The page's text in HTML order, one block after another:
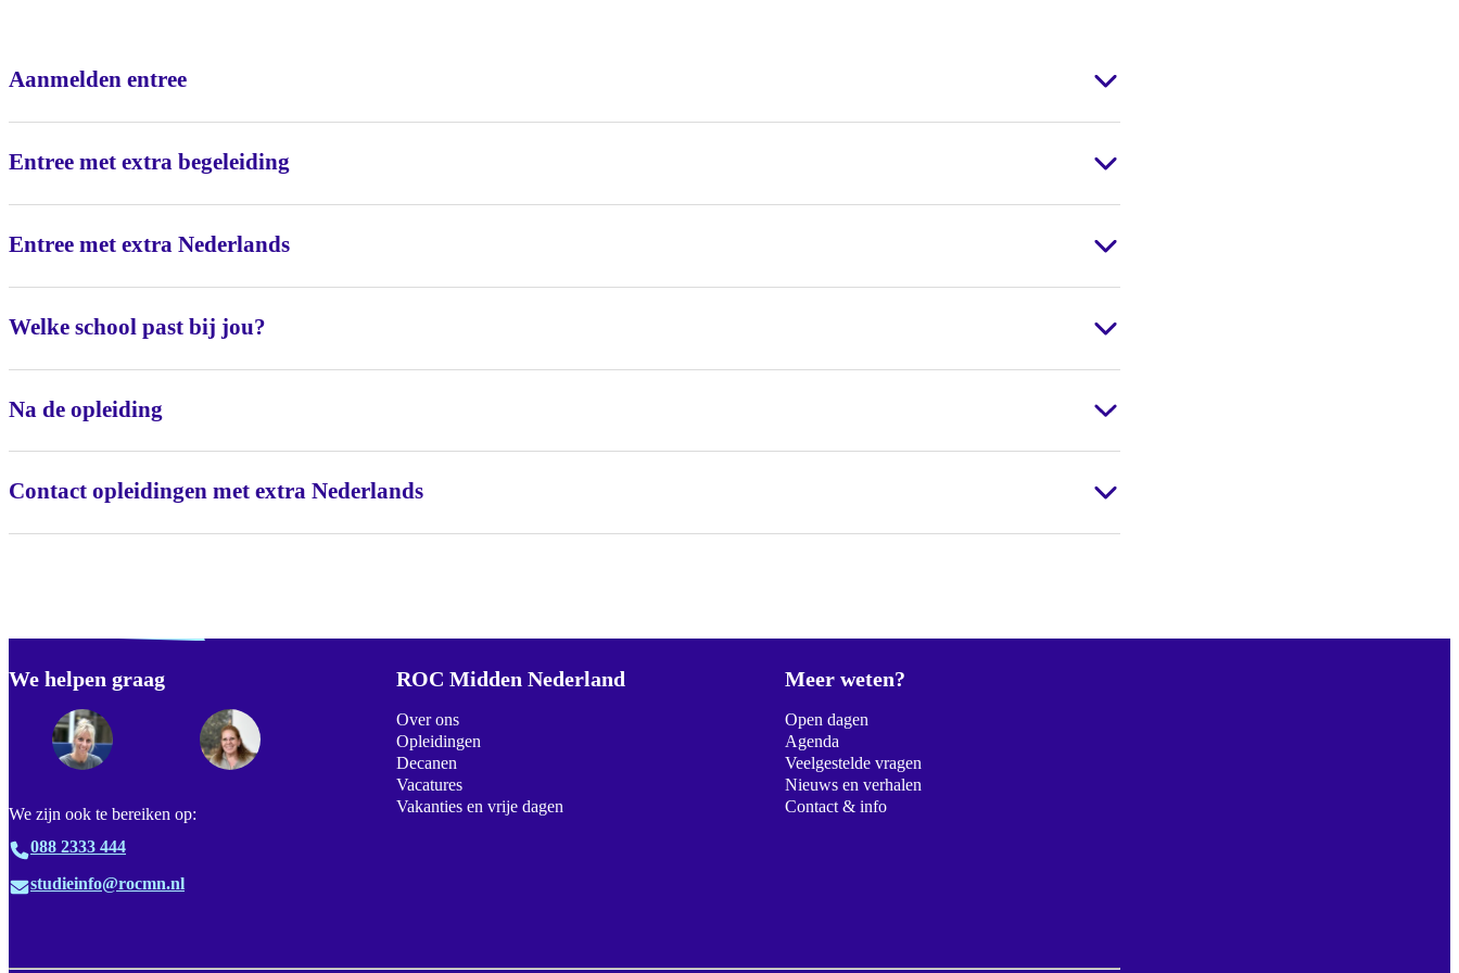
Aanmelden entree
Entree met extra begeleiding
Entree met extra Nederlands
Welke school past bij jou?
Na de opleiding
Contact opleidingen met extra Nederlands
We helpen graag
We zijn ook te bereiken op:
088 2333 444
studieinfo@rocmn.nl
ROC Midden Nederland
Over ons
Opleidingen
Decanen
Vacatures
Vakanties en vrije dagen
Meer weten?
Open dagen
Agenda
Veelgestelde vragen
Nieuws en verhalen
Contact & info
Footer